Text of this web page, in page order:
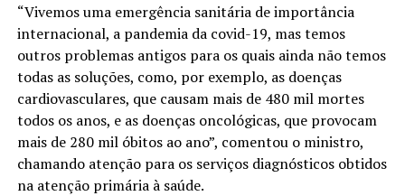
“Vivemos uma emergência sanitária de importância
internacional, a pandemia da covid-19, mas temos
outros problemas antigos para os quais ainda não temos
todas as soluções, como, por exemplo, as doenças
cardiovasculares, que causam mais de 480 mil mortes
todos os anos, e as doenças oncológicas, que provocam
mais de 280 mil óbitos ao ano”, comentou o ministro,
chamando atenção para os serviços diagnósticos obtidos
na atenção primária à saúde.